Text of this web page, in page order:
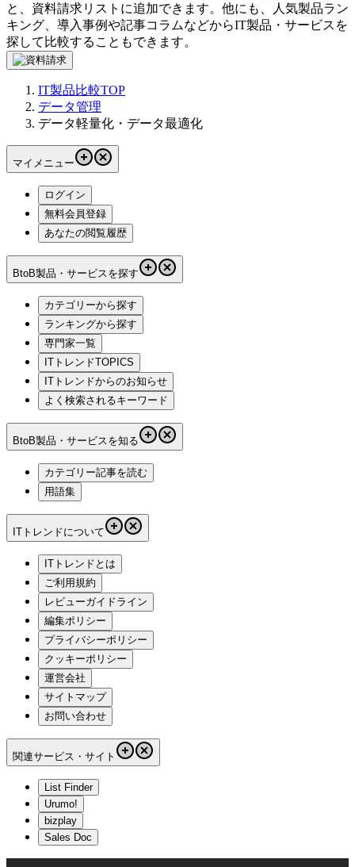
と、資料請求リストに追加できます。他にも、人気製品ラン
キング、導入事例や記事コラムなどからIT製品・サービスを
探して比較することもできます。
IT製品比較TOP
データ管理
データ軽量化・データ最適化
マイメニュー
ログイン
無料会員登録
あなたの閲覧履歴
BtoB製品・サービスを探す
カテゴリーから探す
ランキングから探す
専門家一覧
ITトレンドTOPICS
ITトレンドからのお知らせ
よく検索されるキーワード
BtoB製品・サービスを知る
カテゴリー記事を読む
用語集
ITトレンドについて
ITトレンドとは
ご利用規約
レビューガイドライン
編集ポリシー
プライバシーポリシー
クッキーポリシー
運営会社
サイトマップ
お問い合わせ
関連サービス・サイト
List Finder
Urumo!
bizplay
Sales Doc